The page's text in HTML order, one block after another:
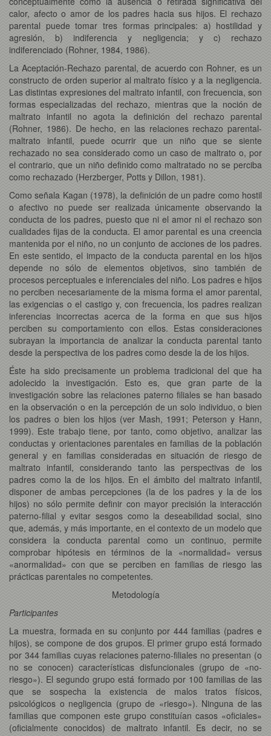
calor, afecto o amor de los padres hacia sus hijos. El rechazo
parental puede tomar tres formas principales: a) hostilidad y
agresión, b) indiferencia y negligencia; y c) rechazo
indiferenciado (Rohner, 1984, 1986).
La Aceptación-Rechazo parental, de acuerdo con Rohner, es un
constructo de orden superior al maltrato físico y a la negligencia.
Las distintas expresiones del maltrato infantil, con frecuencia, son
formas especializadas del rechazo, mientras que la noción de
maltrato infantil no agota la definición del rechazo parental
(Rohner, 1986). De hecho, en las relaciones rechazo parental-
maltrato infantil, puede ocurrir que un niño que se siente
rechazado no sea considerado como un caso de maltrato o, por
el contrario, que un niño definido como maltratado no se perciba
como rechazado (Herzberger, Potts y Dillon, 1981).
Como señala Kagan (1978), la definición de un padre como hostil
o afectivo no puede ser realizada únicamente observando la
conducta de los padres, puesto que ni el amor ni el rechazo son
cualidades fijas de la conducta. El amor parental es una creencia
mantenida por el niño, no un conjunto de acciones de los padres.
En este sentido, el impacto de la conducta parental en los hijos
depende no sólo de elementos objetivos, sino también de
procesos perceptuales e inferenciales del niño. Los padres e hijos
no perciben necesariamente de la misma forma el amor parental,
las exigencias o el castigo y, con frecuencia, los padres realizan
inferencias incorrectas acerca de la forma en que sus hijos
perciben su comportamiento con ellos. Estas consideraciones
subrayan la importancia de analizar la conducta parental tanto
desde la perspectiva de los padres como desde la de los hijos.
Éste ha sido precisamente un problema tradicional del que ha
adolecido la investigación. Esto es, que gran parte de la
investigación sobre las relaciones paterno filiales se han basado
en la observación o en la percepción de un solo individuo, o bien
los padres o bien los hijos (ver Mash, 1991; Peterson y Hann,
1999). Este trabajo tiene, por tanto, como objetivo, analizar las
conductas y orientaciones parentales en familias de la población
general y en familias consideradas en situación de riesgo de
maltrato infantil, considerando tanto las perspectivas de los
padres como la de los hijos. En el ámbito del maltrato infantil,
disponer de ambas percepciones (la de los padres y la de los
hijos) no sólo permite definir con mayor precisión la interacción
paterno-filial y evitar sesgos como la deseabilidad social, sino
que, además, y más importante, en el contexto de un modelo que
considera la conducta parental como un continuo, permite
comprobar hipótesis en términos de la «normalidad» versus
«anormalidad» con que se perciben en familias de riesgo las
prácticas parentales no competentes.
Metodología
Participantes
La muestra, formada en su conjunto por 444 familias (padres e
hijos), se compone de dos grupos. El primer grupo está formado
por 344 familias cuyas relaciones paterno-filiales no presentan (o
no se conocen) características disfuncionales (grupo de «no-
riesgo»). El segundo grupo está formado por 100 familias de las
que se sospecha la existencia de malos tratos físicos,
psicológicos o negligencia (grupo de «riesgo»). Ninguna de las
familias que componen este grupo constituían casos «oficiales»
(oficialmente conocidos) de maltrato infantil. Es decir, no se